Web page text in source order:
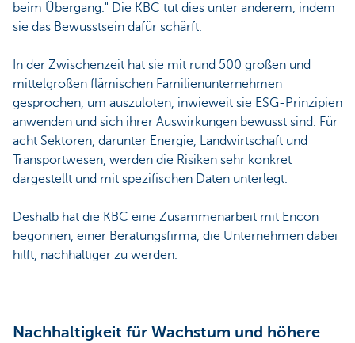
beim Übergang." Die KBC tut dies unter anderem, indem
sie das Bewusstsein dafür schärft.
In der Zwischenzeit hat sie mit rund 500 großen und
mittelgroßen flämischen Familienunternehmen
gesprochen, um auszuloten, inwieweit sie ESG-Prinzipien
anwenden und sich ihrer Auswirkungen bewusst sind. Für
acht Sektoren, darunter Energie, Landwirtschaft und
Transportwesen, werden die Risiken sehr konkret
dargestellt und mit spezifischen Daten unterlegt.
Deshalb hat die KBC eine Zusammenarbeit mit Encon
begonnen, einer Beratungsfirma, die Unternehmen dabei
hilft, nachhaltiger zu werden.
Nachhaltigkeit für Wachstum und höhere